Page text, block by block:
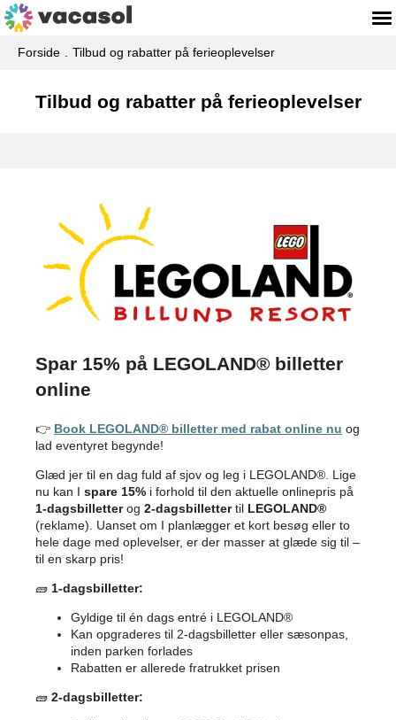
Forside Tilbud og rabatter på ferieoplevelser
Tilbud og rabatter på ferieoplevelser
Spar 15% på LEGOLAND® billetter
online
👉 Book LEGOLAND® billetter med rabat online nu og
lad eventyret begynde!
Glæd jer til en dag fuld af sjov og leg i LEGOLAND®. Lige
nu kan I spare 15% i forhold til den aktuelle onlinepris på
1-dagsbilletterog 2-dagsbillettertil LEGOLAND®
(reklame). Uanset om I planlægger et kort besøg eller to
hele dage med oplevelser, er der masser at glæde sig til –
til en skarp pris!
🧱 1-dagsbilletter:
Gyldige til én dags entré i LEGOLAND®
Kan opgraderes til 2-dagsbilletter eller sæsonpas,
inden parken forlades
Rabatten er allerede fratrukket prisen
🧱 2-dagsbilletter: